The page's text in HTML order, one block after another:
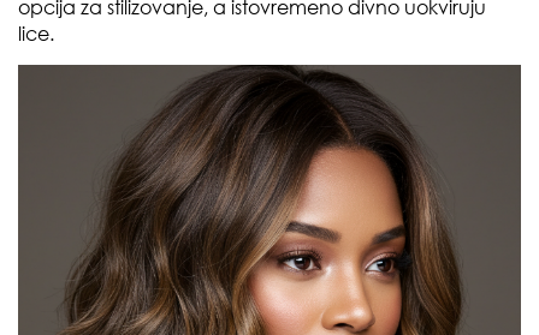
opcija za stilizovanje, a istovremeno divno uokviruju
lice.